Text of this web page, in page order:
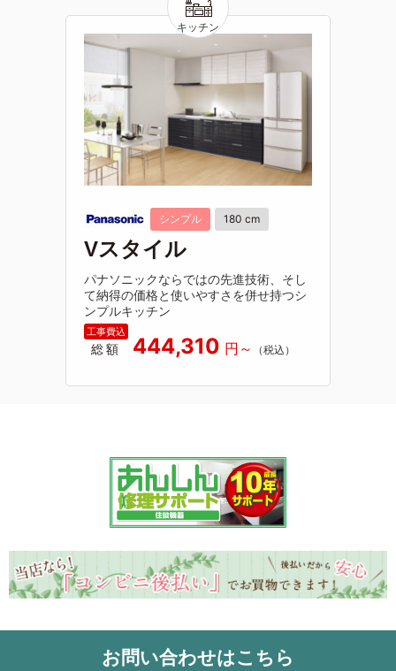
シンプル 180 cm
Vスタイル
パナソニックならではの先進技術、そし
て納得の価格と使いやすさを併せ持つシ
ンプルキッチン
総額 444,310
お問い合わせはこちら